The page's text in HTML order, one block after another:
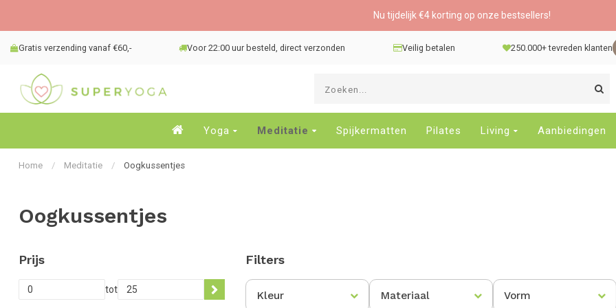
Nu tijdelijk €4 korting op onze bestsellers!
Gratis verzending vanaf €60,- Voor 22:00 uur besteld, direct verzonden Veilig betalen 250.000+ tevreden klanten
Yoga Meditatie Spijkermatten Pilates Living Aanbiedingen
Home / Meditatie / Oogkussentjes
Oogkussentjes
Prijs
tot
Filters
Kleur Materiaal Vorm